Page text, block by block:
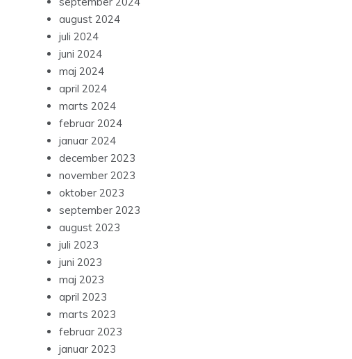
august 2024
juli 2024
juni 2024
maj 2024
april 2024
marts 2024
februar 2024
januar 2024
december 2023
november 2023
oktober 2023
september 2023
august 2023
juli 2023
juni 2023
maj 2023
april 2023
marts 2023
februar 2023
januar 2023